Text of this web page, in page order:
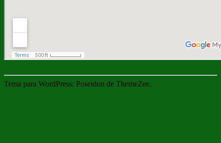
Tema para WordPress: Poseidon de ThemeZee.